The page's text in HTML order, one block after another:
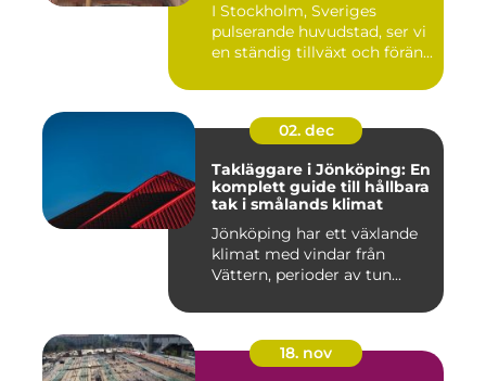
I Stockholm, Sveriges
pulserande huvudstad, ser vi
en ständig tillväxt och förän...
02. dec
Takläggare i Jönköping: En
komplett guide till hållbara
tak i smålands klimat
Jönköping har ett växlande
klimat med vindar från
Vättern, perioder av tun...
18. nov